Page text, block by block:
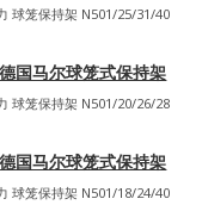
球笼保持架 N501/25/31/40
马尔球笼式保持架
球笼保持架 N501/20/26/28
马尔球笼式保持架
球笼保持架 N501/18/24/40